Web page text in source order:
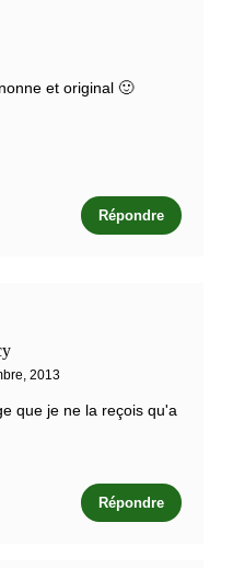
et original 🙂
Répondre
2013
que je ne la reçois qu'a
Répondre